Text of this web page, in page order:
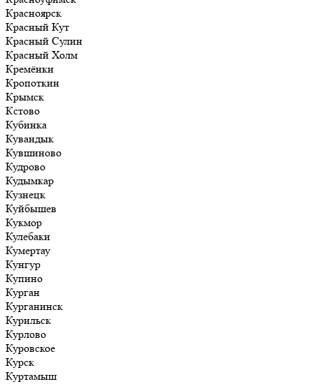
Красноярск
Красный Кут
Красный Сулин
Красный Холм
Кремёнки
Кропоткин
Крымск
Кстово
Кубинка
Кувандык
Кувшиново
Кудрово
Кудымкар
Кузнецк
Куйбышев
Кукмор
Кулебаки
Кумертау
Кунгур
Купино
Курган
Курганинск
Курильск
Курлово
Куровское
Курск
Куртамыш